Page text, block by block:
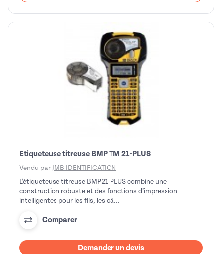
Etiqueteuse titreuse BMP TM 21-PLUS
Vendu par JMB IDENTIFICATION
L’étiqueteuse titreuse BMP21-PLUS combine une
construction robuste et des fonctions d’impression
intelligentes pour les fils, les câ...
Comparer
Demander un devis